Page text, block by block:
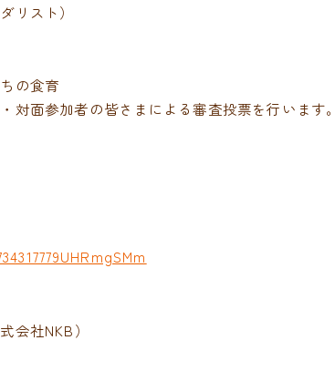
リスト）
の食育
面参加者の皆さまによる審査投票を行います。
会社NKB）